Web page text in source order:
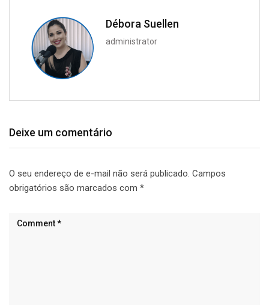
Débora Suellen
administrator
Deixe um comentário
O seu endereço de e-mail não será publicado. Campos
obrigatórios são marcados com *